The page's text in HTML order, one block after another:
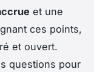
et une
ces points,
et ouvert.
questions pour